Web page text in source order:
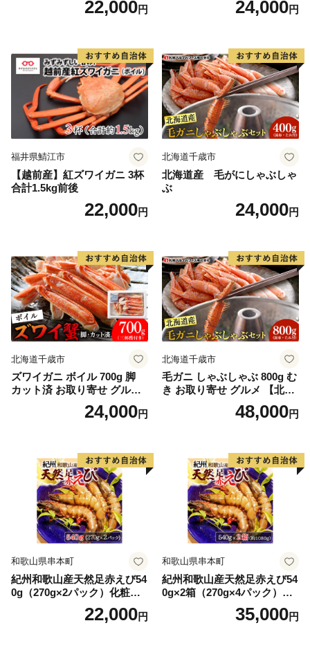
ンチン 時短 簡単調理 食品 加
せグルメ 愛知県 小牧市 送料
無料
22,000円 24,000円
福井県鯖江市
【越前産】紅ズワイガニ 3杯
合計1.5kg前後
22,000円
北海道千歳市
北海道産 毛がにしゃぶしゃ
ぶ
24,000円
北海道千歳市
ズワイガニ ボイル 700g 脚
カット済 お取り寄せ グルメ
【北海道】【札幌バルナバフ
24,000円
北海道千歳市
毛ガニ しゃぶしゃぶ 800g む
き お取り寄せ グルメ 【北海
道】【札幌バルナバフーズ】
48,000円
和歌山県串本町
紀州和歌山産天然足赤えび54
0g（270g×2パック）化粧箱
入 ※2026年12月上旬〜2027
年2月上旬頃順次発送予定
22,000円
和歌山県串本町
紀州和歌山産天然足赤えび54
0g×2箱（270g×4パック）化
粧箱入 ※2026年12月上旬〜2
027年2月上旬頃順次発送予定
35,000円